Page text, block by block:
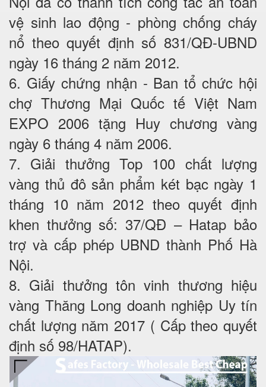
vệ sinh lao động - phòng chống cháy
nổ theo quyết định số 831/QĐ-UBND
ngày 16 tháng 2 năm 2012.
6. Giấy chứng nhận - Ban tổ chức hội
chợ Thương Mại Quốc tế Việt Nam
EXPO 2006 tặng Huy chương vàng
ngày 6 tháng 4 năm 2006.
7. Giải thưởng Top 100 chất lượng
vàng thủ đô sản phẩm két bạc ngày 1
tháng 10 năm 2012 theo quyết định
khen thưởng số: 37/QĐ – Hatap bảo
trợ và cấp phép UBND thành Phố Hà
Nội.
8. Giải thưởng tôn vinh thương hiệu
vàng Thăng Long doanh nghiệp Uy tín
chất lượng năm 2017 ( Cấp theo quyết
định số 98/HATAP).